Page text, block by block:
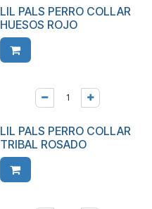
LIL PALS PERRO COLLAR
HUESOS ROJO
LIL PALS PERRO COLLAR
TRIBAL ROSADO